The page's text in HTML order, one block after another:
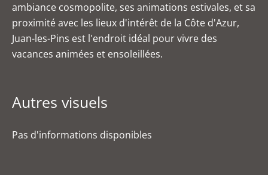
ambiance cosmopolite, ses animations estivales, et sa
proximité avec les lieux d'intérêt de la Côte d'Azur,
Juan-les-Pins est l'endroit idéal pour vivre des
vacances animées et ensoleillées.
Autres visuels
Pas d'informations disponibles